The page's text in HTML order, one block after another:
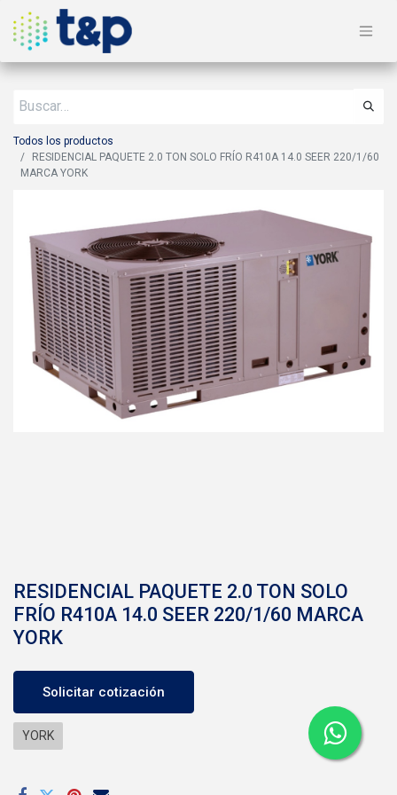
Todos los productos
RESIDENCIAL PAQUETE 2.0 TON SOLO FRÍO R410A 14.0 SEER 220/1/60
MARCA YORK
RESIDENCIAL PAQUETE 2.0 TON SOLO
FRÍO R410A 14.0 SEER 220/1/60 MARCA
YORK
Solicitar cotización
YORK